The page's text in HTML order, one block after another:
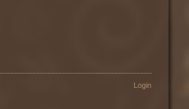
Login